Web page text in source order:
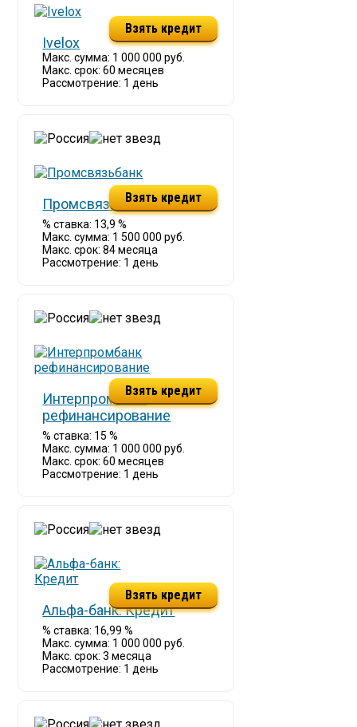
Ivelox
Макс. сумма: 1 000 000 руб.
Макс. срок: 60 месяцев
Рассмотрение: 1 день
Взять кредит
Промсвязьбанк
% ставка: 13,9 %
Макс. сумма: 1 500 000 руб.
Макс. срок: 84 месяца
Рассмотрение: 1 день
Взять кредит
Интерпромбанк
рефинансирование
% ставка: 15 %
Макс. сумма: 1 000 000 руб.
Макс. срок: 60 месяцев
Рассмотрение: 1 день
Взять кредит
Альфа-банк: Кредит
% ставка: 16,99 %
Макс. сумма: 1 000 000 руб.
Макс. срок: 3 месяца
Рассмотрение: 1 день
Взять кредит